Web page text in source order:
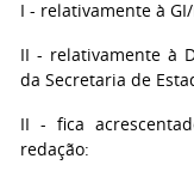
I - relativamente à
II - relativamente à
da Secretaria de
II - fica
redação: